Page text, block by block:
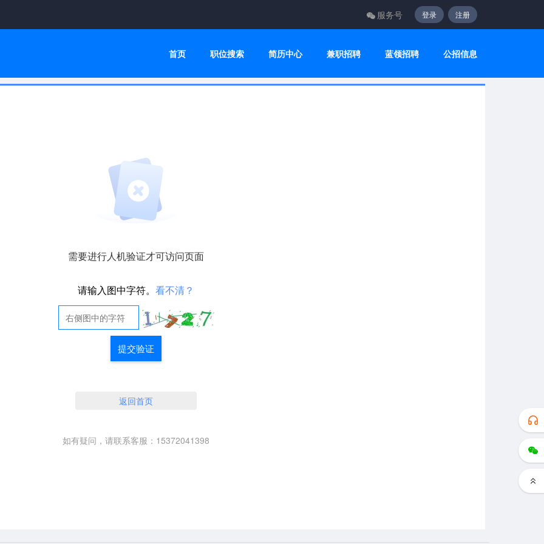
服务号 登录 注册
首页 职位搜索 简历中心 兼职招聘 蓝领招聘 公招信息
需要进行人机验证才可访问页面
请输入图中字符。 看不清？
提交验证
返回首页
如有疑问，请联系客服：15372041398